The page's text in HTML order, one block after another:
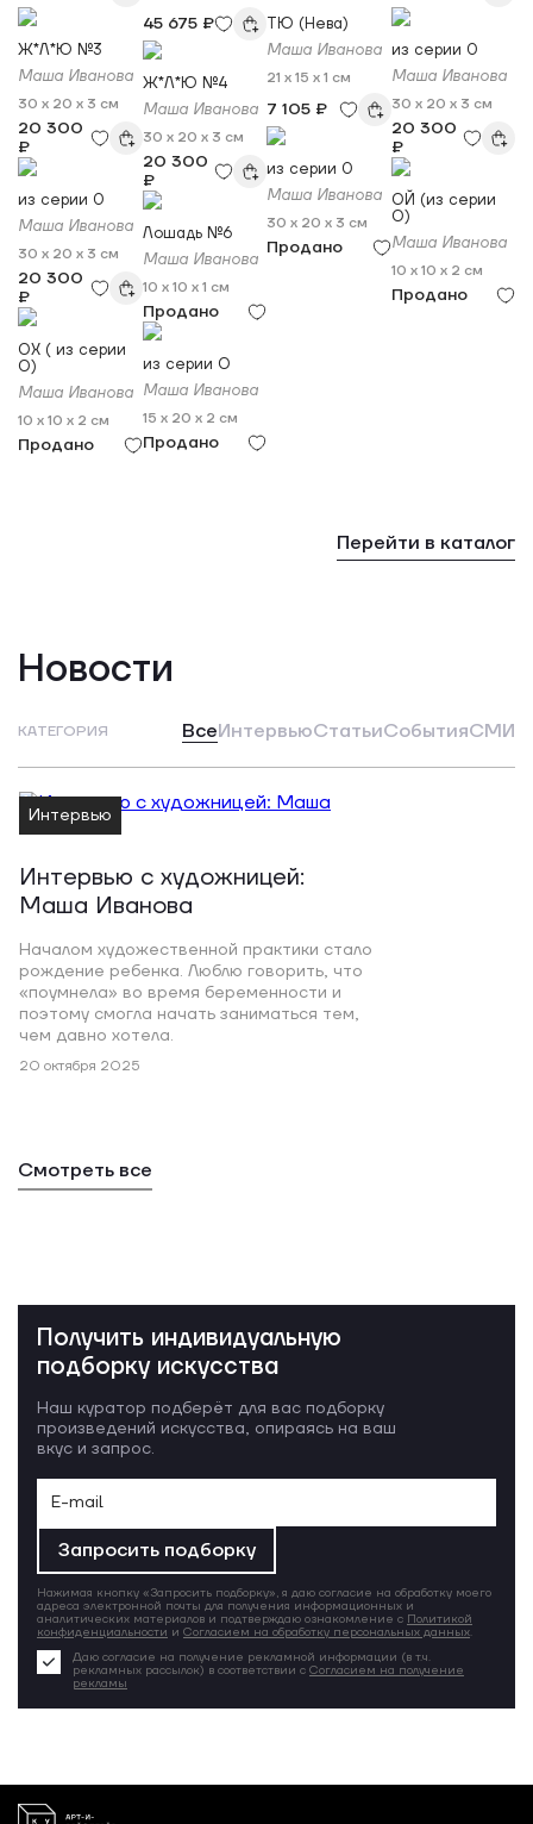
Ж*Л*Ю №3
Маша Иванова
30 x 20 x 3 см
20 300
₽
из серии 0
Маша Иванова
30 x 20 x 3 см
20 300
₽
ОХ ( из серии
О)
Маша Иванова
10 x 10 x 2 см
Продано
45 675 ₽
Ж*Л*Ю №4
Маша Иванова
30 x 20 x 3 см
20 300
₽
Лошадь №6
Маша Иванова
10 x 10 x 1 см
Продано
из серии О
Маша Иванова
15 x 20 x 2 см
Продано
ТЮ (Нева)
Маша Иванова
21 x 15 x 1 см
7 105 ₽
из серии 0
Маша Иванова
30 x 20 x 3 см
Продано
из серии 0
Маша Иванова
30 x 20 x 3 см
20 300
₽
ОЙ (из серии
О)
Маша Иванова
10 x 10 x 2 см
Продано
Перейти в каталог
Новости
КАТЕГОРИЯ ВсеИнтервьюСтатьиСобытияСМИ
Интервью
Интервью с художницей:
Маша Иванова
Началом художественной практики стало
рождение ребенка. Люблю говорить, что
«поумнела» во время беременности и
поэтому смогла начать заниматься тем,
чем давно хотела.
20 октября 2025
Смотреть все
Получить индивидуальную
подборку искусства
Наш куратор подберёт для вас подборку
произведений искусства, опираясь на ваш
вкус и запрос.
Запросить подборку
Нажимая кнопку «Запросить подборку», я даю согласие на обработку моего
адреса электронной почты для получения информационных и
аналитических материалов и подтверждаю ознакомление с Политикой
конфиденциальности и Согласием на обработку персональных данных.
Даю согласие на получение рекламной информации (в т.ч.
рекламных рассылок) в соответствии с Согласием на получение
рекламы